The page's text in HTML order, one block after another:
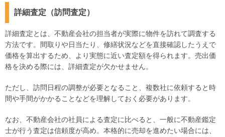
詳細査定（訪問査定）
詳細査定とは、不動産会社の担当者が実際に物件を訪れて調査する
方法です。間取りや日当たり、修繕状況などを直接確認したうえで
価格を算出するため、より実態に近い査定額を得られます。売出価
格を決める際には、詳細査定が欠かせません。
ただし、訪問日程の調整が必要となること、複数社に依頼すると時
間や手間がかかることなどを理解しておく必要があります。
なお、不動産会社の社員による査定に比べると、一般に不動産鑑定
士が行う査定は信頼度が高め。本格的に売却を進めたい場合には、